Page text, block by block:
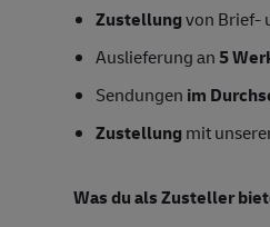
Zustellungvon Brief-
Auslieferung an5
Sendungen im
Zustellung mit
Was du als Zusteller